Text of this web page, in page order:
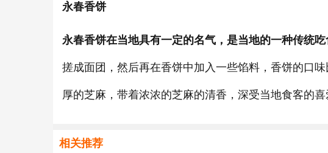
永春香饼
永春香饼在当地具有一定的名气，是当地的一种传统吃
搓成面团，然后再在香饼中加入一些馅料，香饼的口
厚的芝麻，带着浓浓的芝麻的清香，深受当地食客的喜
相关推荐